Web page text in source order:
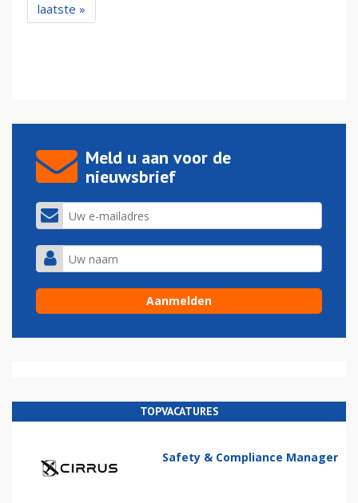
laatste »
Meld u aan voor de
nieuwsbrief
TOPVACATURES
Safety & Compliance Manager